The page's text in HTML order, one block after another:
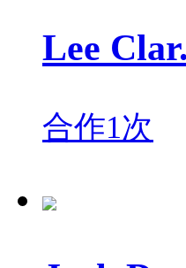
Lee
合作1次